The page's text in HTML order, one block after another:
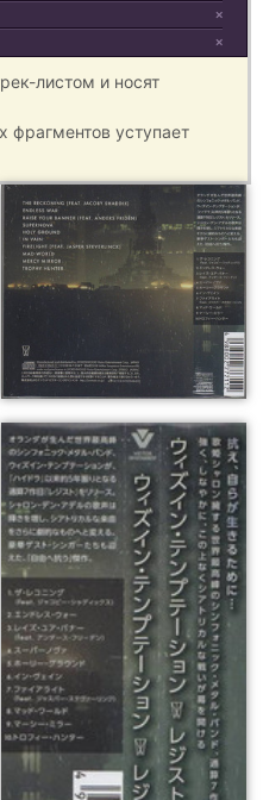
×
×
листом и носят
фрагментов уступает